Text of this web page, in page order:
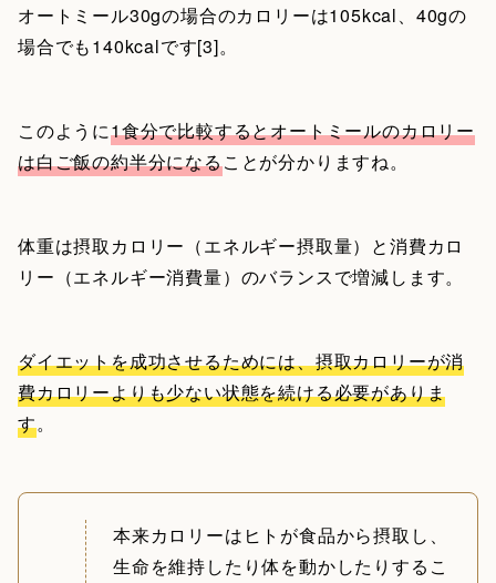
オートミール30gの場合のカロリーは105kcal、40gの
場合でも140kcalです[3]。
このように1食分で比較するとオートミールのカロリー
は白ご飯の約半分になることが分かりますね。
体重は摂取カロリー（エネルギー摂取量）と消費カロ
リー（エネルギー消費量）のバランスで増減します。
ダイエットを成功させるためには、摂取カロリーが消
費カロリーよりも少ない状態を続ける必要がありま
す。
本来カロリーはヒトが食品から摂取し、
生命を維持したり体を動かしたりするこ